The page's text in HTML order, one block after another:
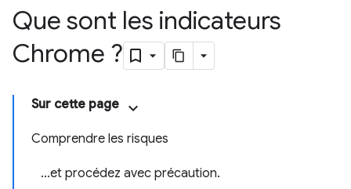
Que sont les indicateurs
Chrome ?
Sur cette page
Comprendre les risques
…et procédez avec précaution.